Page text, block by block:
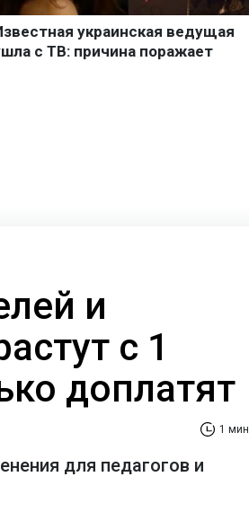
и
с 1
доплатят
1 мин
для педагогов и